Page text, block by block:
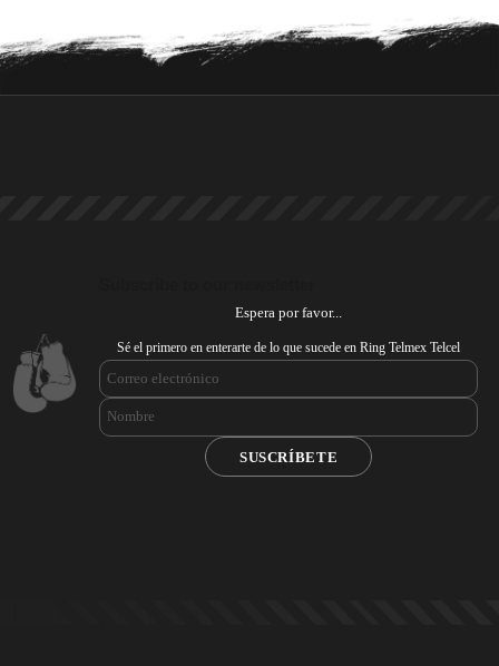
Espera por favor...
Sé el primero en enterarte de lo que sucede en Ring Telmex Telcel